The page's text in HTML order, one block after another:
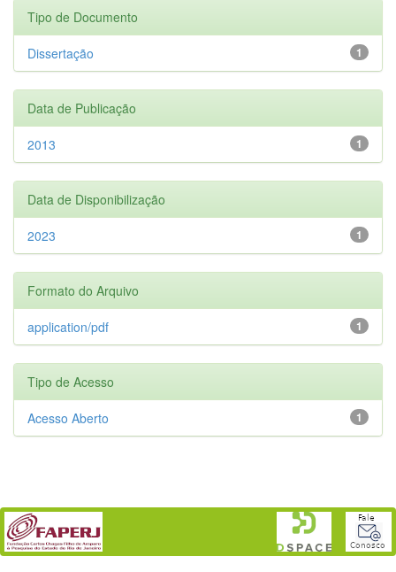
Tipo de Documento
1
Dissertação
Data de Publicação
1
2013
Data de Disponibilização
1
2023
Formato do Arquivo
1
application/pdf
Tipo de Acesso
1
Acesso Aberto